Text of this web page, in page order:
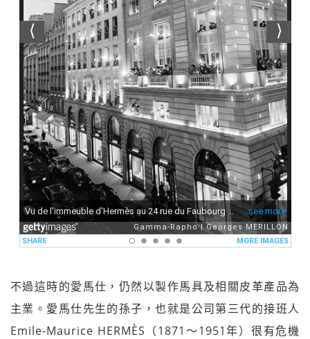
不過這時的愛馬仕，仍然以製作馬具及相關皮革產品為
主業。愛馬仕先生的孫子，也就是公司第三代的接班人
Emile-Maurice HERMÈS（1871～1951年）很有危機